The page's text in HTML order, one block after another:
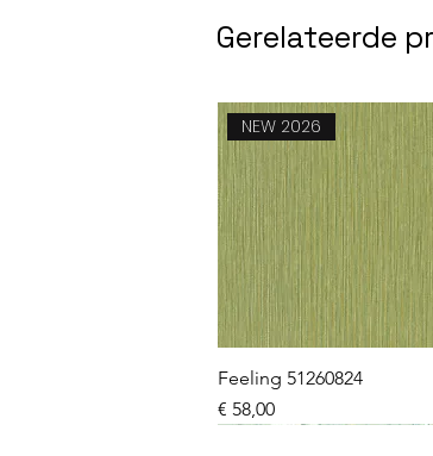
Gerelateerde
Snel overzicht
NEW 2026
Feeling 51260824
Prijs
€ 58,00